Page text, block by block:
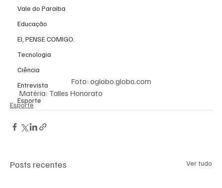
Vale do Paraiba
Educação
EI, PENSE COMIGO.
Tecnologia
Ciência
Entrevista
Esporte
Foto: oglobo.globo.com
Matéria: Talles Honorato
Esporte
Posts recentes Ver tudo